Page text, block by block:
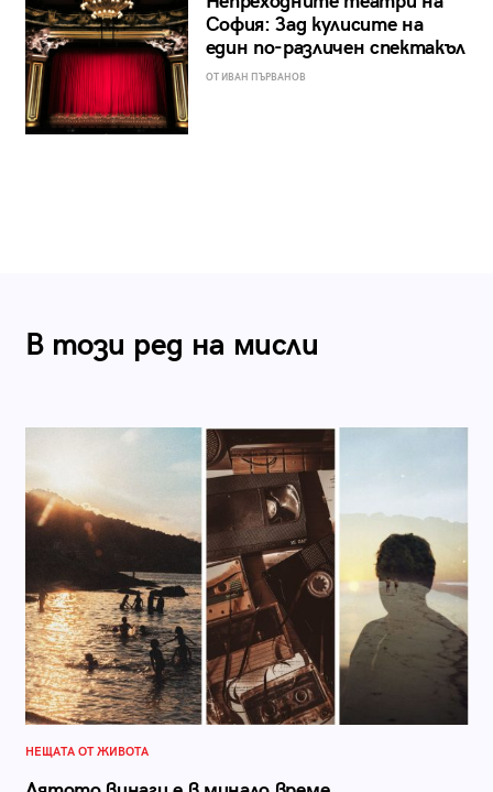
София: Зад кулисите на
един по-различен спектакъл
ОТ ИВАН ПЪРВАНОВ
В този ред на мисли
НЕЩАТА ОТ ЖИВОТА